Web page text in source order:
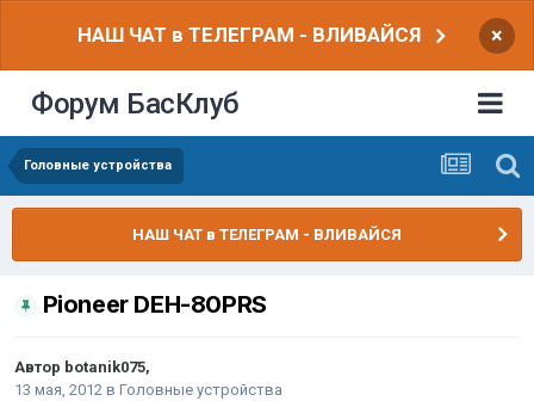
НАШ ЧАТ в ТЕЛЕГРАМ - ВЛИВАЙСЯ ×
Форум БасКлуб
Головные устройства
НАШ ЧАТ в ТЕЛЕГРАМ - ВЛИВАЙСЯ
Pioneer DEH-80PRS
Автор botanik075,
13 мая, 2012 в Головные устройства